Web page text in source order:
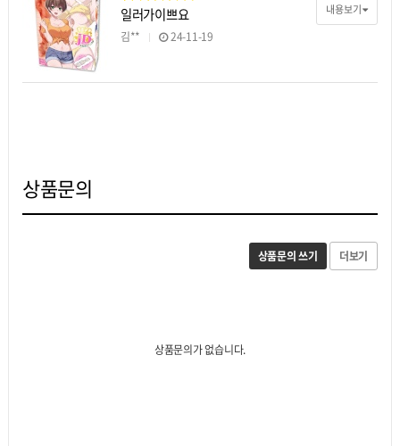
내용보기
일러가이쁘요
김** 24-11-19
상품문의
상품문의 쓰기 더보기
상품문의가 없습니다.